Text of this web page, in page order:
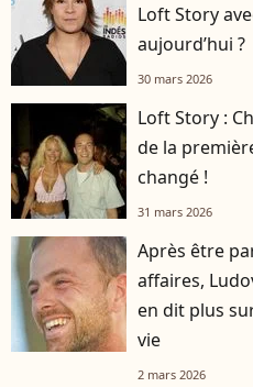
Loft Story
aujourd’hui ?
30 mars 2026
Loft Story :
de la
changé !
31 mars 2026
Après être
affaires,
en dit plus
vie
2 mars 2026